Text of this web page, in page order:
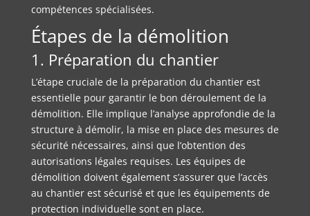
compétences spécialisées.
Étapes de la démolition
1. Préparation du chantier
L’étape cruciale de la préparation du chantier est
essentielle pour garantir le bon déroulement de la
démolition. Elle implique l’analyse approfondie de la
structure à démolir, la mise en place des mesures de
sécurité nécessaires, ainsi que l’obtention des
autorisations légales requises. Les équipes de
démolition doivent également s’assurer que l’accès
au chantier est sécurisé et que les équipements de
protection individuelle sont en place.